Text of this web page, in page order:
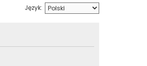
Język: